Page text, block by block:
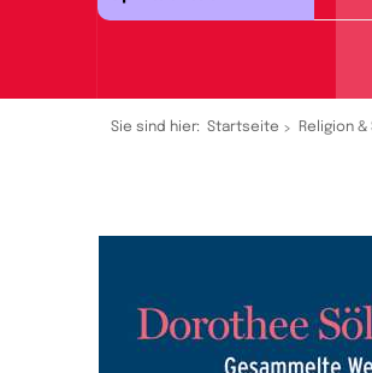
Sie sind hier: Startseite Religion